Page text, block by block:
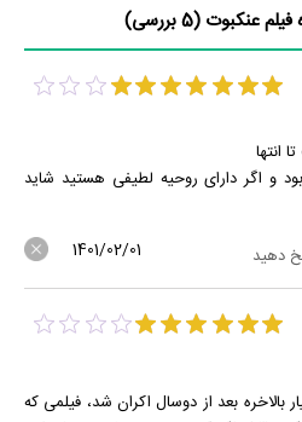
فیلم عنکبوت (5بررسی)
انتها
و اگر دارای روحیه لطیفی هستید شاید
دهید 1401/02/01
بعد از دوسال اکران شد، فیلمی که